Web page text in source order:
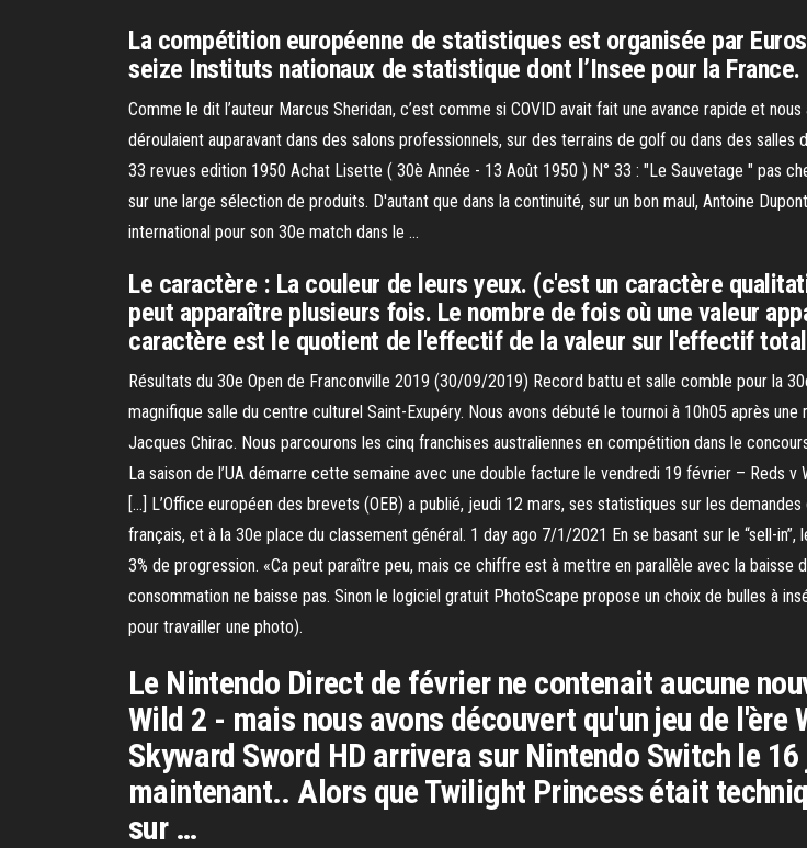
La compétition européenne de statistiques est organisée par
seize Instituts nationaux de statistique dont l’Insee pour la France.
Comme le dit l’auteur Marcus Sheridan, c’est comme si COVID avait fait une avance rapide et
déroulaient auparavant dans des salons professionnels, sur des terrains de golf ou dans des
33 revues edition 1950 Achat Lisette ( 30è Année - 13 Août 1950 ) N° 33 : "Le Sauvetage " pas
sur une large sélection de produits. D'autant que dans la continuité, sur un bon maul, Antoine
international pour son 30e match dans le …
Le caractère : La couleur de leurs yeux. (c'est un caractère
peut apparaître plusieurs fois. Le nombre de fois où une valeur
caractère est le quotient de l'effectif de la valeur sur l'effectif
Résultats du 30e Open de Franconville 2019 (30/09/2019) Record battu et salle comble pour la
magnifique salle du centre culturel Saint-Exupéry. Nous avons débuté le tournoi à 10h05 après
Jacques Chirac. Nous parcourons les cinq franchises australiennes en compétition dans le
La saison de l’UA démarre cette semaine avec une double facture le vendredi 19 février – Reds
[…] L’Office européen des brevets (OEB) a publié, jeudi 12 mars, ses statistiques sur les
français, et à la 30e place du classement général. 1 day ago 7/1/2021 En se basant sur le “sell-
3% de progression. «Ca peut paraître peu, mais ce chiffre est à mettre en parallèle avec la
consommation ne baisse pas. Sinon le logiciel gratuit PhotoScape propose un choix de bulles à
pour travailler une photo).
Le Nintendo Direct de février ne contenait aucune
Wild 2 - mais nous avons découvert qu'un jeu de
Skyward Sword HD arrivera sur Nintendo Switch le
maintenant.. Alors que Twilight Princess était
sur …